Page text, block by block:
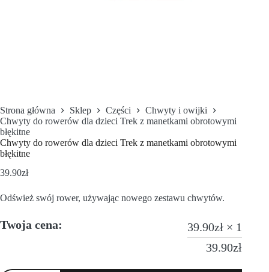
Strona główna Sklep Części
Chwyty i owijki
Chwyty do rowerów dla dzieci Trek z manetkami obrotowymi
błękitne
Chwyty do rowerów dla dzieci Trek z manetkami obrotowymi
błękitne
39.90zł
Odśwież swój rower, używając nowego zestawu chwytów.
Twoja cena: 39.90zł × 1
39.90zł